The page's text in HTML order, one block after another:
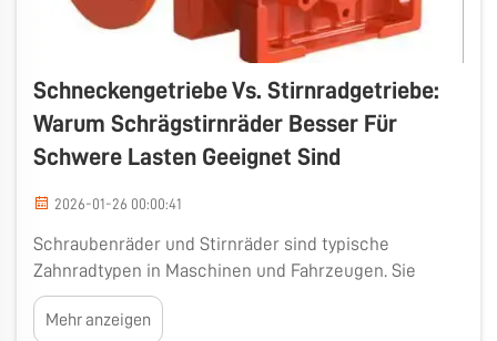
Schneckengetriebe Vs. Stirnradgetriebe:
Warum Schrägstirnräder Besser Für
Schwere Lasten Geeignet Sind
2026-01-26 00:00:41
Schraubenräder und Stirnräder sind typische
Zahnradtypen in Maschinen und Fahrzeugen. Sie
dienen der Übertragung von Leistung von einem
Bereich auf einen anderen. Bei schweren Lasten
Mehr anzeigen